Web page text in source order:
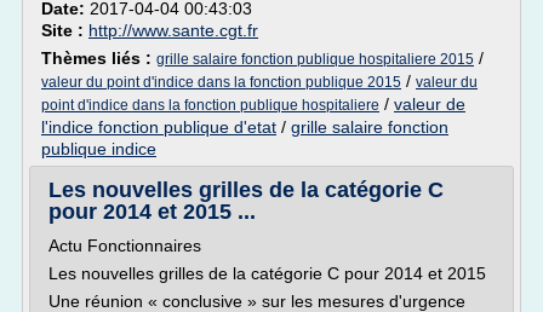
Date: 2017-04-04 00:43:03
Site : http://www.sante.cgt.fr
Thèmes liés : grille salaire fonction publique hospitaliere 2015 /
valeur du point d'indice dans la fonction publique 2015 / valeur du
point d'indice dans la fonction publique hospitaliere / valeur de
l'indice fonction publique d'etat / grille salaire fonction
publique indice
Les nouvelles grilles de la catégorie C
pour 2014 et 2015 ...
Actu Fonctionnaires
Les nouvelles grilles de la catégorie C pour 2014 et 2015
Une réunion « conclusive » sur les mesures d'urgence